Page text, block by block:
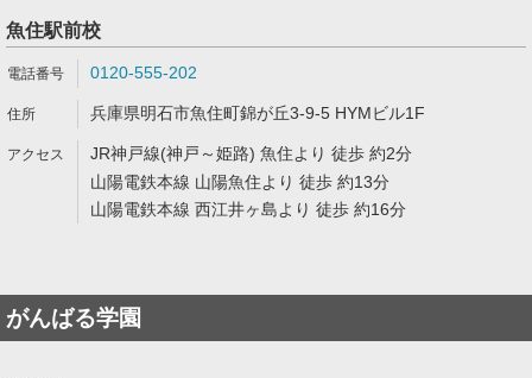
魚住駅前校
0120-555-202
兵庫県明石市魚住町錦が丘3-9-5 HYMビル1F
JR神戸線(神戸～姫路) 魚住より 徒歩 約2分
山陽電鉄本線 山陽魚住より 徒歩 約13分
山陽電鉄本線 西江井ヶ島より 徒歩 約16分
がんばる学園